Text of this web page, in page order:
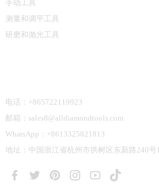
手动工具
测量和调平工具
研磨和抛光工具
电话：+865722119923
邮箱：sales8@alldiamondtools.com
WhatsApp：+8613325821813
地址：中国浙江省杭州市拱树区东新路240号